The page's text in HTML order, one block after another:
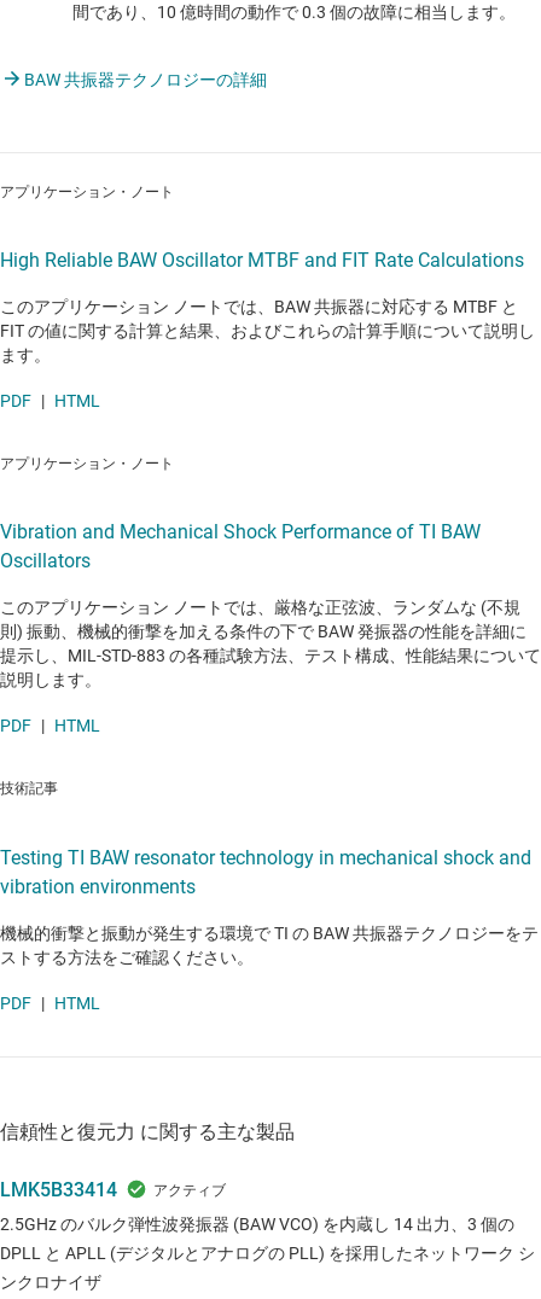
間であり、10 億時間の動作で 0.3 個の故障に相当します。
BAW 共振器テクノロジーの詳細
アプリケーション・ノート
High Reliable BAW Oscillator MTBF and FIT Rate Calculations
このアプリケーション ノートでは、BAW 共振器に対応する MTBF と
FIT の値に関する計算と結果、およびこれらの計算手順について説明し
ます。
PDF | HTML
アプリケーション・ノート
Vibration and Mechanical Shock Performance of TI BAW
Oscillators
このアプリケーション ノートでは、厳格な正弦波、ランダムな (不規
則) 振動、機械的衝撃を加える条件の下で BAW 発振器の性能を詳細に
提示し、MIL-STD-883 の各種試験方法、テスト構成、性能結果について
説明します。
PDF | HTML
技術記事
Testing TI BAW resonator technology in mechanical shock and
vibration environments
機械的衝撃と振動が発生する環境で TI の BAW 共振器テクノロジーをテ
ストする方法をご確認ください。
PDF | HTML
信頼性と復元力 に関する主な製品
LMK5B33414
2.5GHz のバルク弾性波発振器 (BAW VCO) を内蔵し 14 出力、3 個の
DPLL と APLL (デジタルとアナログの PLL) を採用したネットワーク シ
ンクロナイザ